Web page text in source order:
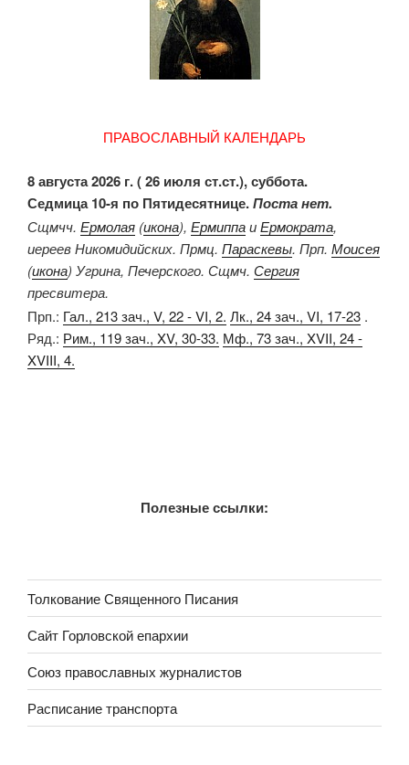
ПРАВОСЛАВНЫЙ КАЛЕНДАРЬ
8 августа 2026 г. ( 26 июля ст.ст.), суббота.
Седмица 10-я по Пятидесятнице.Поста нет.
Сщмчч. Ермолая (икона), ЕрмиппаиЕрмократа,
иереев Никомидийских. Прмц. Параскевы. Прп. Моисея
(икона) Угрина, Печерского. Сщмч. Сергия
пресвитера.
Прп.: Гал., 213 зач., V, 22 - VI, 2. Лк., 24 зач., VI, 17-23 .
Ряд.: Рим., 119 зач., XV, 30-33. Мф., 73 зач., XVII, 24 -
XVIII, 4.
Полезные ссылки:
Толкование Священного Писания
Сайт Горловской епархии
Союз православных журналистов
Расписание транспорта